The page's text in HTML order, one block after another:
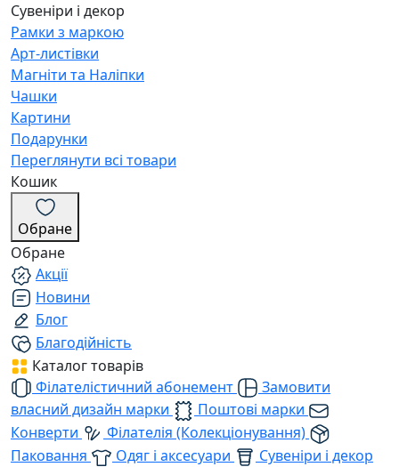
Сувеніри і декор
Рамки з маркою
Арт-листівки
Магніти та Наліпки
Чашки
Картини
Подарунки
Переглянути всі товари
Кошик
Обране
Обране
Акції
Новини
Блог
Благодійність
Каталог товарів
Філателістичний абонемент
Замовити
власний дизайн марки
Поштові марки
Конверти
Філателія (Колекціонування)
Паковання
Одяг і аксесуари
Сувеніри і декор